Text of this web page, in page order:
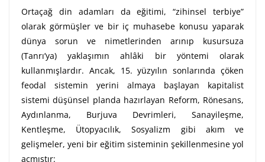
Ortaçağ din adamları da eğitimi, “zihinsel terbiye”
olarak görmüşler ve bir iç muhasebe konusu yaparak
dünya sorun ve nimetlerinden arınıp kusursuza
(Tanrı’ya) yaklaşımın ahlâki bir yöntemi olarak
kullanmışlardır. Ancak, 15. yüzyılın sonlarında çöken
feodal sistemin yerini almaya başlayan kapitalist
sistemi düşünsel planda hazırlayan Reform, Rönesans,
Aydınlanma, Burjuva Devrimleri, Sanayileşme,
Kentleşme, Ütopyacılık, Sosyalizm gibi akım ve
gelişmeler, yeni bir eğitim sisteminin şekillenmesine yol
açmıştır: